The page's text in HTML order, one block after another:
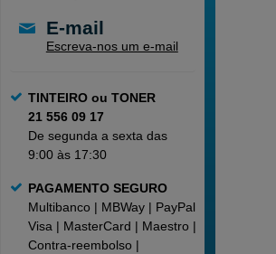
E-mail
Escreva-nos um e-mail
TINTEIRO ou TONER
21 556 09 17
De segunda a sexta das
9:00 às 17:30
PAGAMENTO SEGURO
Multibanco | MBWay | PayPal |
Visa | MasterCard | Maestro |
Contra-reembolso |